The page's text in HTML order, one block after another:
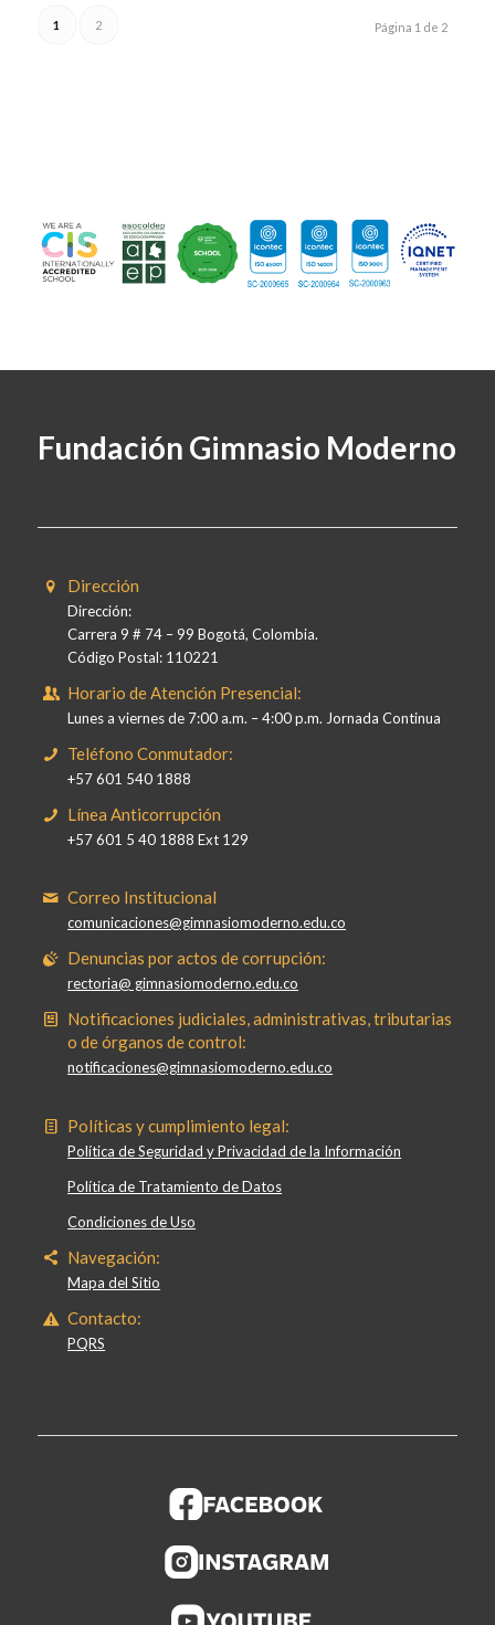
Página 1 de 2
1 2
Fundación Gimnasio Moderno
Dirección
Dirección:
Carrera 9 # 74 – 99 Bogotá, Colombia.
Código Postal: 110221
Horario de Atención Presencial:
Lunes a viernes de 7:00 a.m. – 4:00 p.m. Jornada Continua
Teléfono Conmutador:
+57 601 540 1888
Línea Anticorrupción
+57 601 5 40 1888 Ext 129
Correo Institucional
comunicaciones@gimnasiomoderno.edu.co
Denuncias por actos de corrupción:
rectoria@ gimnasiomoderno.edu.co
Notificaciones judiciales, administrativas, tributarias
o de órganos de control:
notificaciones@gimnasiomoderno.edu.co
Políticas y cumplimiento legal:
Política de Seguridad y Privacidad de la Información
Política de Tratamiento de Datos
Condiciones de Uso
Navegación:
Mapa del Sitio
Contacto:
PQRS